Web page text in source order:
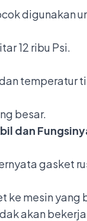
digunakan
12 ribu Psi.
temperatur
besar.
dan
gasket
mesin
akan